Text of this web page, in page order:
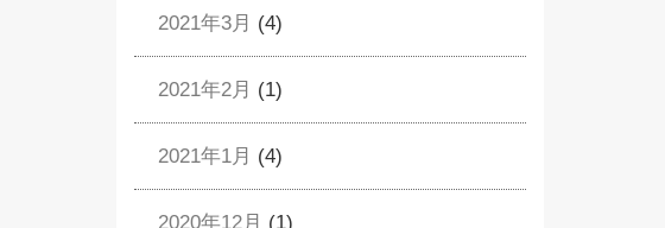
2021年3月 (4)
2021年2月 (1)
2021年1月 (4)
2020年12月 (1)